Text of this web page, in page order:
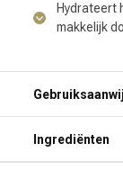
Hydrateert
makkelijk
Ingrediënten